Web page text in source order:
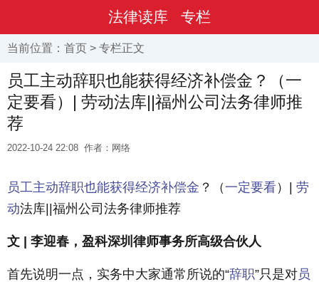
法律读库 专栏
当前位置： 首页 > 专栏正文
员工主动辞职也能获得经济补偿金？（一
定要看）| 劳动法库||福州公司法务律师推
荐
2022-10-24 22:08 作者：网络
员工主动辞职也能获得经济补偿金 ？（一定要看）| 劳
动法库||福州公司法务律师推荐
文 | 李迎春，盈科深圳律师事务所高级合伙人
首先说明一点，实务中大家通常所说的“辞职”只是对员